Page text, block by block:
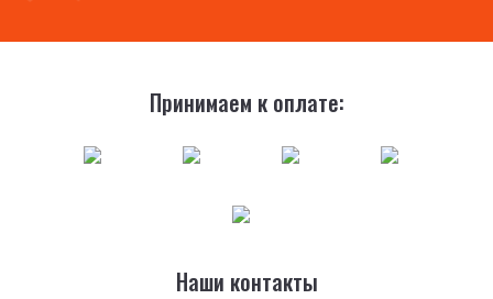
Принимаем к оплате:
Наши контакты